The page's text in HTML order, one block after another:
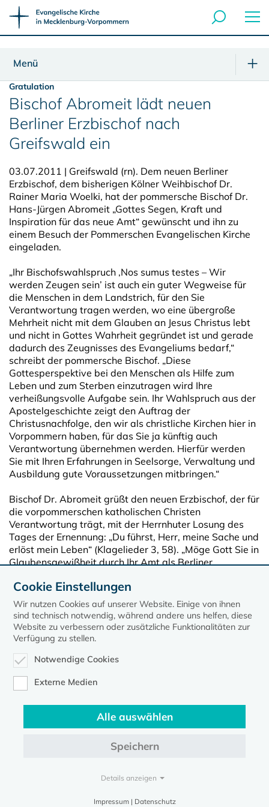
Menü
Gratulation
Bischof Abromeit lädt neuen
Berliner Erzbischof nach
Greifswald ein
03.07.2011 | Greifswald (rn). Dem neuen Berliner
Erzbischof, dem bisherigen Kölner Weihbischof Dr.
Rainer Maria Woelki, hat der pommersche Bischof Dr.
Hans-Jürgen Abromeit „Gottes Segen, Kraft und
Inspiration für das neue Amt“ gewünscht und ihn zu
einem Besuch der Pommerschen Evangelischen Kirche
eingeladen.
„Ihr Bischofswahlspruch ,Nos sumus testes – Wir
werden Zeugen sein’ ist auch ein guter Wegweise für
die Menschen in dem Landstrich, für den Sie
Verantwortung tragen werden, wo eine übergroße
Mehrheit nicht mit dem Glauben an Jesus Christus lebt
und nicht in Gottes Wahrheit gegründet ist und gerade
dadurch des Zeugnisses des Evangeliums bedarf,“
schreibt der pommersche Bischof. „Diese
Gottesperspektive bei den Menschen als Hilfe zum
Leben und zum Sterben einzutragen wird Ihre
verheißungsvolle Aufgabe sein. Ihr Wahlspruch aus der
Apostelgeschichte zeigt den Auftrag der
Christusnachfolge, den wir als christliche Kirchen hier in
Vorpommern haben, für das Sie ja künftig auch
Verantwortung übernehmen werden. Hierfür werden
Sie mit Ihren Erfahrungen in Seelsorge, Verwaltung und
Ausbildung gute Voraussetzungen mitbringen.“
Bischof Dr. Abromeit grüßt den neuen Erzbischof, der für
die vorpommerschen katholischen Christen
Verantwortung trägt, mit der Herrnhuter Losung des
Tages der Ernennung: „Du führst, Herr, meine Sache und
erlöst mein Leben“ (Klagelieder 3, 58). „Möge Gott Sie in
Glaubensgewißheit durch Ihr Amt als Berliner
durch Sie leuchten lassen.“
Datenschutz
Evangelische Kirche in Mecklenburg-Vorpommern © 2026
Cookie Einstellungen
Wir nutzen Cookies auf unserer Website. Einige von ihnen
sind technisch notwendig, während andere uns helfen, diese
Website zu verbessern oder zusätzliche Funktionalitäten zur
Verfügung zu stellen.
Notwendige Cookies
Externe Medien
Alle auswählen
Speichern
Details anzeigen
Impressum | Datenschutz